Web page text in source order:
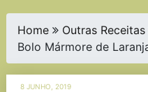
Home
Outras Receitas
Bolo Mármore de
8 JUNHO, 2019